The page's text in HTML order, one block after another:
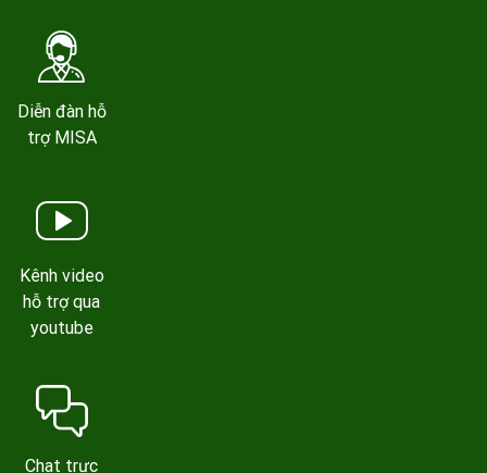
Diễn đàn hỗ
trợ MISA
Kênh video
hỗ trợ qua
youtube
Chat trực